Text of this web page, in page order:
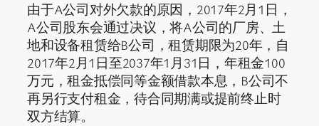
由于A公司对外欠款的原因，2017年2月1日，
A公司股东会通过决议，将A公司的厂房、土
地和设备租赁给B公司，租赁期限为20年，自
2017年2月1日至2037年1月31日，年租金100
万元，租金抵偿同等金额借款本息，B公司不
再另行支付租金，待合同期满或提前终止时
双方结算。